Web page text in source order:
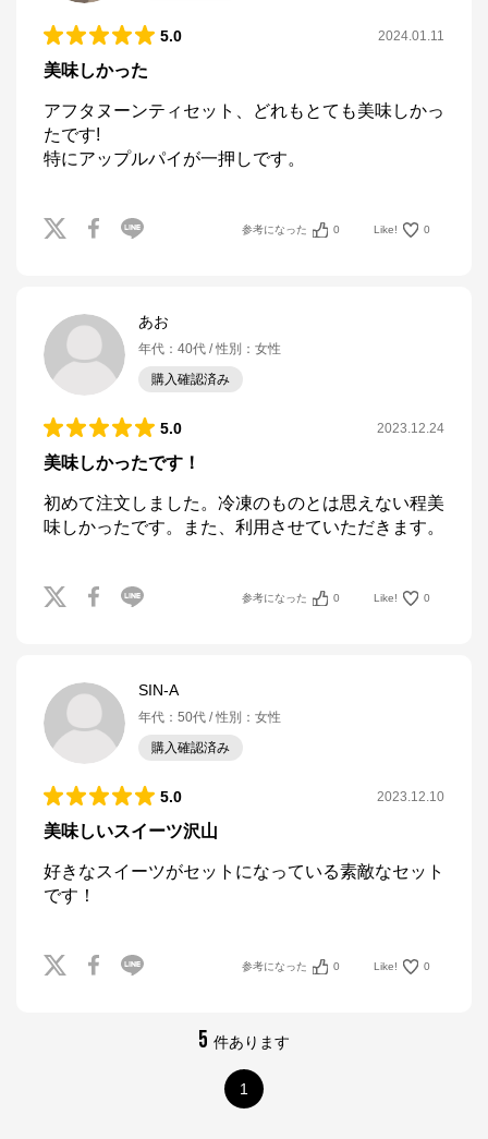
5.0 2024.01.11
美味しかった
アフタヌーンティセット、どれもとても美味しかっ
たです!
特にアップルパイが一押しです。
参考になった 0 Like! 0
あお
年代 ： 40代 性別 ： 女性
購入確認済み
5.0 2023.12.24
美味しかったです！
初めて注文しました。冷凍のものとは思えない程美
味しかったです。また、利用させていただきます。
参考になった 0 Like! 0
SIN-A
年代 ： 50代 性別 ： 女性
購入確認済み
5.0 2023.12.10
美味しいスイーツ沢山
好きなスイーツがセットになっている素敵なセット
です！
参考になった 0 Like! 0
5 件あります
1